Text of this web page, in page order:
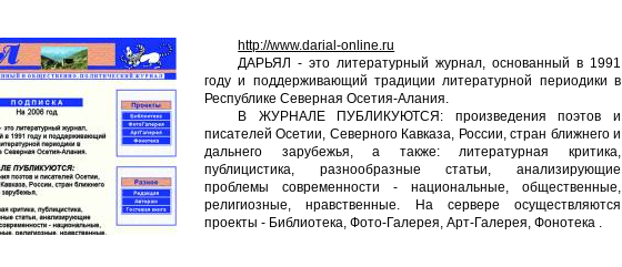
http://www.darial-online.ru
ДАРЬЯЛ - это литературный журнал, основанный в 1991
году и поддерживающий традиции литературной периодики в
Республике Северная Осетия-Алания.
В ЖУРНАЛЕ ПУБЛИКУЮТСЯ: произведения поэтов и
писателей Осетии, Северного Кавказа, России, стран ближнего и
дальнего зарубежья, а также: литературная критика,
публицистика, разнообразные статьи, анализирующие
проблемы современности - национальные, общественные,
религиозные, нравственные. На сервере осуществляются
проекты - Библиотека, Фото-Галерея, Арт-Галерея, Фонотека .